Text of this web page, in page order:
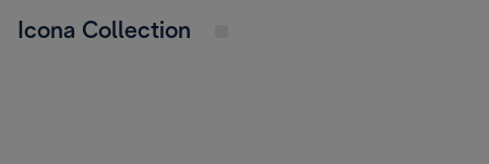
Icona Collection